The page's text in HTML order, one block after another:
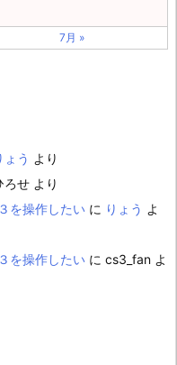
7月 »
ょう より
ろせ より
を操作したい に りょう よ
を操作したい に cs3_fan よ